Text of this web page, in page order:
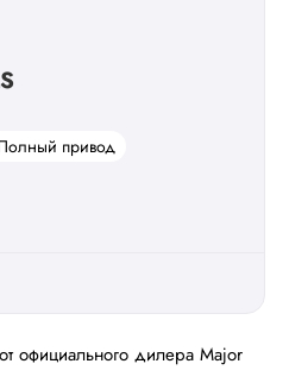
привод
официального дилера Major